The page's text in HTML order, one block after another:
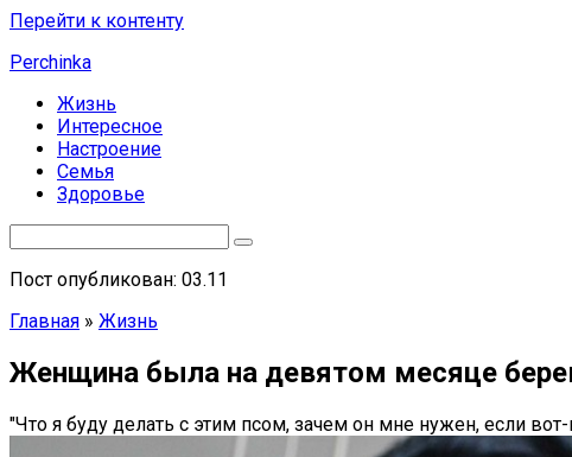
Перейти к контенту
Perchinka
Жизнь
Интересное
Настроение
Семья
Здоровье
Пост опубликован: 03.11
Главная » Жизнь
Женщина была на девятом месяце
"Что я буду делать с этим псом, зачем он мне нужен, если